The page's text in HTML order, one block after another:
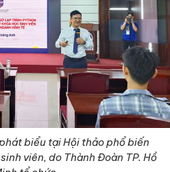
biểu tại Hội thảo phổ biến
viên, do Thành Đoàn TP. Hồ